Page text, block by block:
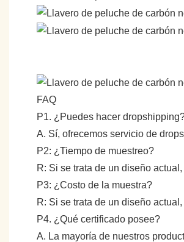
FAQ
P1. ¿Puedes hacer
A. Sí, ofrecemos servicio de
P2: ¿Tiempo de muestreo?
R: Si se trata de un diseño
P3: ¿Costo de la muestra?
R: Si se trata de un diseño
P4. ¿Qué certificado posee?
A. La mayoría de nuestros